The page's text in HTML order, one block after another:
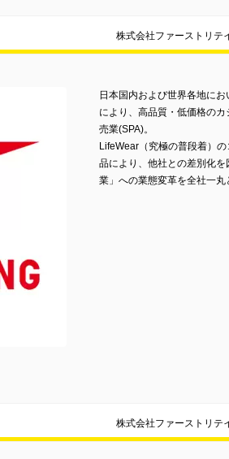
株式会社ファーストリテ
日本国内および世界各地に
により、高品質・低価格の
売業(SPA)。
LifeWear（究極の普段着）
品により、他社との差別化
業」への業態変革を全社一丸
株式会社ファーストリテ